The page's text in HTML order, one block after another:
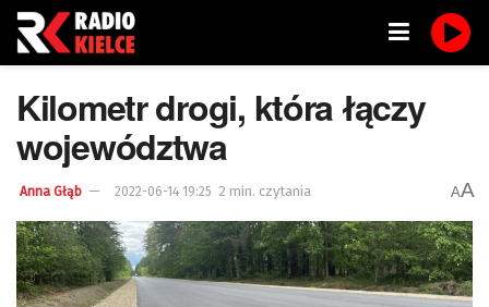
Kilometr drogi, która łączy
województwa
Anna Głąb 2022-06-14 19:25 2 min. czytania AA